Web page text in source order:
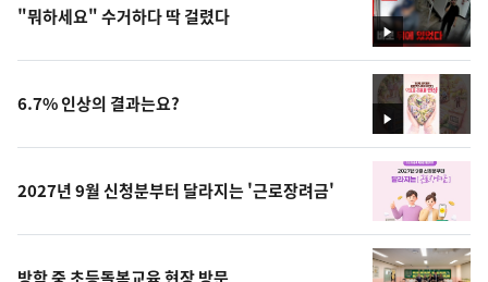
영
상
"뭐하세요" 수거하다 딱 걸렸다
영
상
6.7% 인상의 결과는요?
2027년 9월 신청분부터 달라지는 '근로장려금'